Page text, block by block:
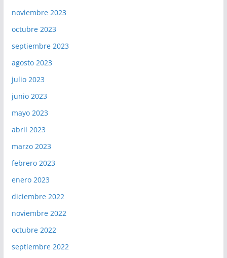
noviembre 2023
octubre 2023
septiembre 2023
agosto 2023
julio 2023
junio 2023
mayo 2023
abril 2023
marzo 2023
febrero 2023
enero 2023
diciembre 2022
noviembre 2022
octubre 2022
septiembre 2022